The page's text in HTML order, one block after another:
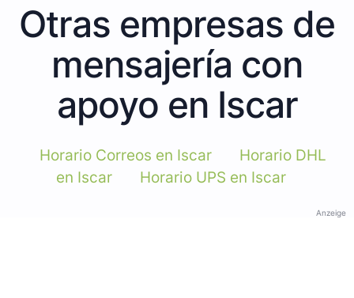
Otras empresas de
mensajería con
apoyo en Iscar
Horario Correos en Iscar
Horario DHL
en Iscar
Horario UPS en Iscar
Anzeige